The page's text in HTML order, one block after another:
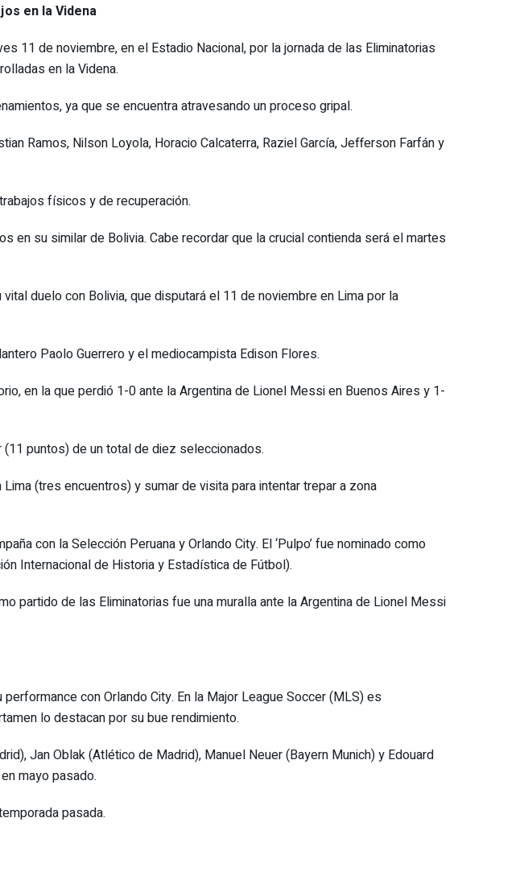
en la Videna
11 de noviembre, en el Estadio Nacional, por la jornada de las Eliminatorias
en la Videna.
ya que se encuentra atravesando un proceso gripal.
Ramos, Nilson Loyola, Horacio Calcaterra, Raziel García, Jefferson Farfán y
físicos y de recuperación.
en su similar de Bolivia. Cabe recordar que la crucial contienda será el martes
duelo con Bolivia, que disputará el 11 de noviembre en Lima por la
Paolo Guerrero y el mediocampista Edison Flores.
en la que perdió 1-0 ante la Argentina de Lionel Messi en Buenos Aires y 1-
puntos) de un total de diez seleccionados.
(tres encuentros) y sumar de visita para intentar trepar a zona
con la Selección Peruana y Orlando City. El ‘Pulpo’ fue nominado como
Internacional de Historia y Estadística de Fútbol).
partido de las Eliminatorias fue una muralla ante la Argentina de Lionel Messi
con Orlando City. En la Major League Soccer (MLS) es
lo destacan por su bue rendimiento.
Jan Oblak (Atlético de Madrid), Manuel Neuer (Bayern Munich) y Edouard
mayo pasado.
pasada.